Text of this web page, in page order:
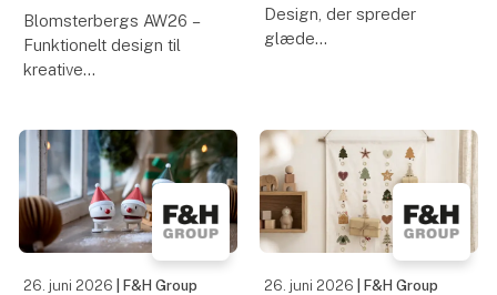
Blomsterbergs AW26 –
Funktionelt design til
kreative
Glæd dig til at opleve
Blomsterbergs AW26-
kollektion med
inspirerende nyheder til
bagning og madlavning.
Med fokus på kvalitet,
Design, der spreder
glæde
nyheder, hvor ikonisk
dansk design møder nye
farver, former og
inspirerende
fortolkninger. Med sit
enkle, legende u
26. juni 2026 | F&H Group 26. juni 2026 | F&H Group